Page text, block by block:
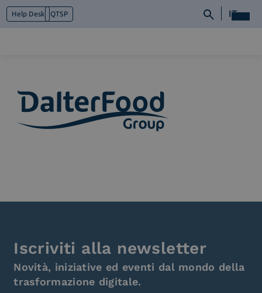
Help Desk QTSP IT
Cosa facciamo
Iscriviti alla newsletter
Novità, iniziative ed eventi dal mondo della
trasformazione digitale.